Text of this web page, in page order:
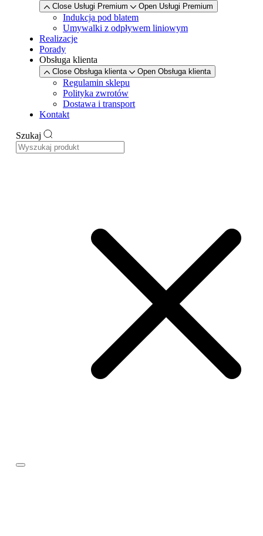
Close Usługi Premium Open Usługi Premium
Indukcja pod blatem
Umywalki z odpływem liniowym
Realizacje
Porady
Obsługa klienta
Close Obsługa klienta Open Obsługa klienta
Regulamin sklepu
Polityka zwrotów
Dostawa i transport
Kontakt
Szukaj